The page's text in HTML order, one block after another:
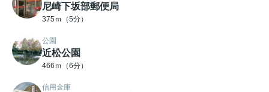
尼崎下坂部郵便局
375ｍ（5分）
公園
近松公園
466ｍ（6分）
信用金庫